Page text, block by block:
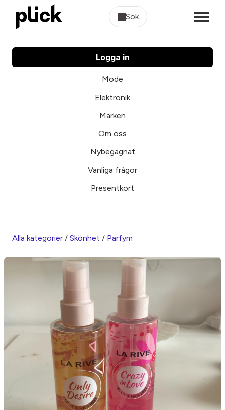
Sök
Logga in
Mode
Elektronik
Märken
Om oss
Nybegagnat
Vanliga frågor
Presentkort
Alla kategorier / Skönhet / Parfym